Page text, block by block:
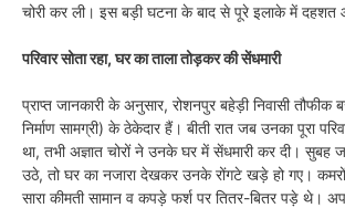
चोरी कर ली। इस बड़ी घटना के बाद से पूरे इलाके में दहशत
परिवार सोता रहा, घर का ताला तोड़कर की सेंधमारी
प्राप्त जानकारी के अनुसार, रोशनपुर बहेड़ी निवासी तौफीक
निर्माण सामग्री) के ठेकेदार हैं। बीती रात जब उनका पूरा
था, तभी अज्ञात चोरों ने उनके घर में सेंधमारी कर दी। सुबह
उठे, तो घर का नजारा देखकर उनके रोंगटे खड़े हो गए।
सारा कीमती सामान व कपड़े फर्श पर तितर-बितर पड़े थे।